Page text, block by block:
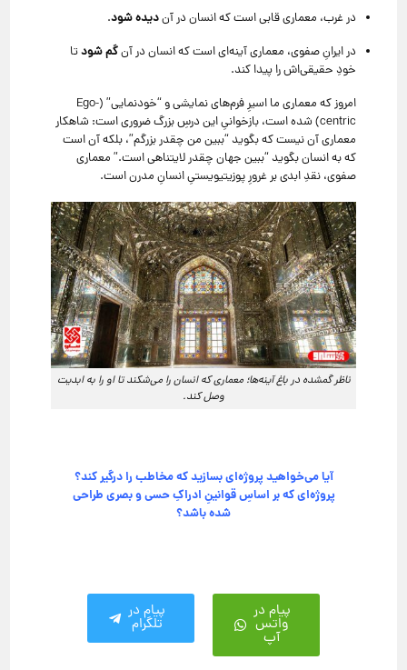
در غرب، معماری قابی است که انسان در آندیده شود.
در ایرانِ صفوی، معماری آینه‌ای است که انسان در آنگم شودتا
خودِ حقیقی‌اش را پیدا کند.
امروز که معماری ما اسیرِ فرم‌های نمایشی و “خودنمایی” (Ego-
centric) شده است، بازخوانیِ این درسِ بزرگ ضروری است:
شاهکار
معماری آن نیست که بگوید “ببین من چقدر بزرگم”، بلکه آن است
که به انسان بگوید “ببین جهان چقدر لایتناهی است.” معماری
صفوی، نقدِ ابدی بر غرورِ پوزیتیویستیِ انسانِ مدرن است.
ناظر گمشده در باغ آینه‌ها؛ معماری که انسان را می‌شکند تا او را به ابدیت
وصل کند.
آیا می‌خواهید پروژه‌ای بسازید که مخاطب را درگیر کند؟
پروژه‌ای که بر اساسِ قوانینِ ادراکِ حسی و بصری طراحی
شده باشد؟
پیام در
واتس
آپ
پیام در
تلگرام